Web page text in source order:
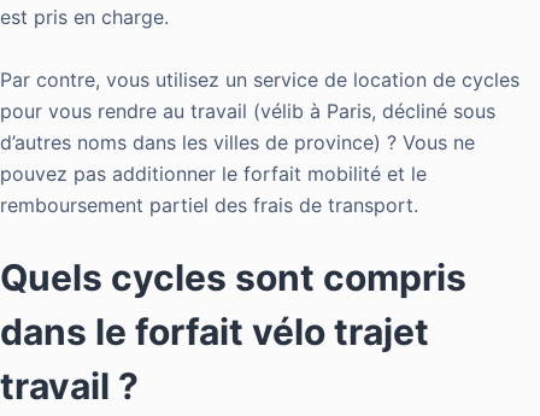
est pris en charge.
Par contre, vous utilisez un service de location de cycles
pour vous rendre au travail (vélib à Paris, décliné sous
d’autres noms dans les villes de province) ? Vous ne
pouvez pas additionner le forfait mobilité et le
remboursement partiel des frais de transport.
Quels cycles sont compris
dans le forfait vélo trajet
travail ?